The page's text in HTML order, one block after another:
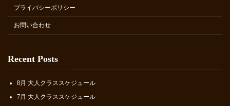
プライバシーポリシー
お問い合わせ
Recent Posts
8月 大人クラススケジュール
7月 大人クラススケジュール